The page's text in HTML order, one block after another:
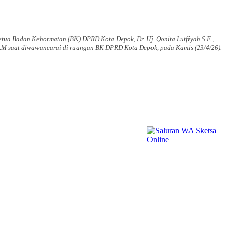
Badan Kehormatan (BK) DPRD Kota Depok, Dr. Hj. Qonita Lutfiyah S.E.,
saat diwawancarai di ruangan BK DPRD Kota Depok, pada Kamis (23/4/26).